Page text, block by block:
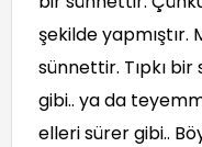
şekilde yapmıştır.
sünnettir. Tıpkı
gibi.. ya da
elleri sürer gibi..